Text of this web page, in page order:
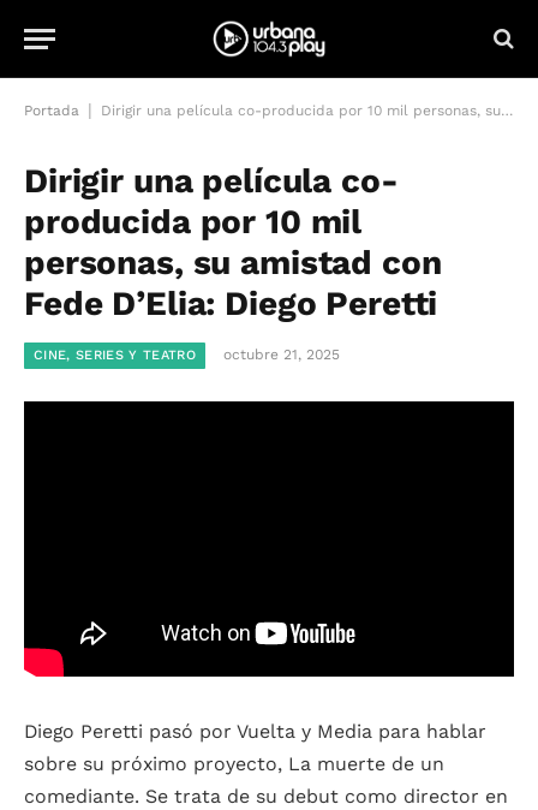
Portada Dirigir una película co-producida por 10 mil personas, su amistad con Fede D’Elia: Diego Peretti
Dirigir una película co-
producida por 10 mil
personas, su amistad con
Fede D’Elia: Diego Peretti
CINE, SERIES Y TEATRO octubre 21, 2025
Diego Peretti pasó por Vuelta y Media para hablar
sobre su próximo proyecto, La muerte de un
comediante. Se trata de su debut como director en